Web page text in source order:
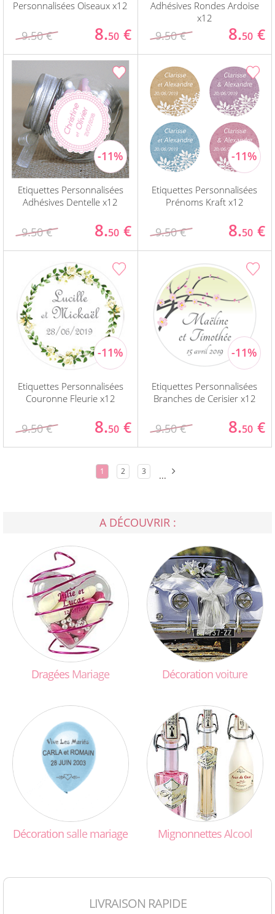
Personnalisées Oiseaux x12
9.50 € 8.50 €
Adhésives Rondes Ardoise
x12
9.50 € 8.50 €
Etiquettes Personnalisées
Adhésives Dentelle x12
9.50 € 8.50 €
Etiquettes Personnalisées
Prénoms Kraft x12
9.50 € 8.50 €
Etiquettes Personnalisées
Couronne Fleurie x12
9.50 € 8.50 €
Etiquettes Personnalisées
Branches de Cerisier x12
9.50 € 8.50 €
1 2 3 ...
A DÉCOUVRIR :
Dragées Mariage Décorationvoiture
Décoration salle mariage MignonnettesAlcool
LIVRAISON RAPIDE